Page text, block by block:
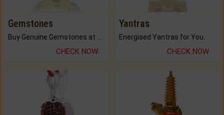
Gemstones
CHECK NOW
Yantras
Energised Yantras for You.
CHECK NOW